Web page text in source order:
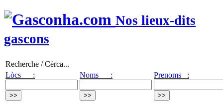
Nos lieux-dits
gascons
Recherche / Cèrca...
Lòcs :
Noms : Prenoms :